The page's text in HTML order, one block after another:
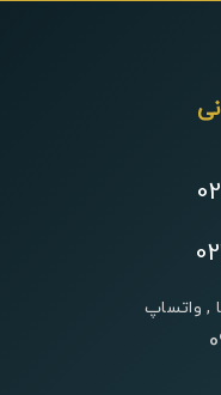
, واتساپ